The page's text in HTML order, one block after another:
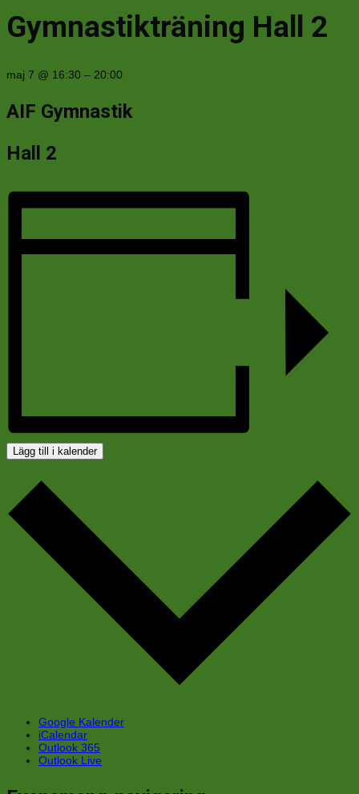
Gymnastikträning Hall 2
maj 7 @ 16:30 – 20:00
AIF Gymnastik
Hall 2
Lägg till i kalender
Google Kalender
iCalendar
Outlook 365
Outlook Live